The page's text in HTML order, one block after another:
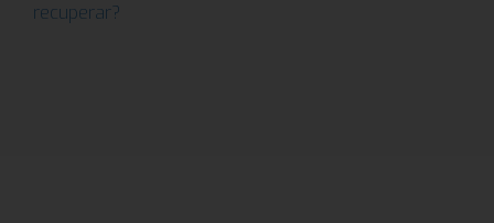
recuperar?